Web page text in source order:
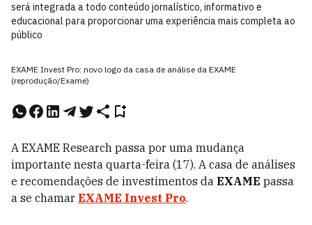
será integrada a todo conteúdo jornalístico, informativo e
educacional para proporcionar uma experiência mais completa ao
público
EXAME Invest Pro: novo logo da casa de análise da EXAME
(reprodução/Exame)
A EXAME Research passa por uma mudança
importante nesta quarta-feira (17). A casa de análises
e recomendações de investimentos da EXAME passa
a se chamar EXAME Invest Pro.